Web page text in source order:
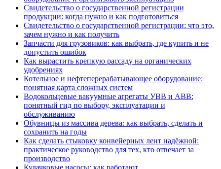
Свидетельство о государственной регистрации
продукции: когда нужно и как подготовиться
Свидетельство о государственной регистрации: что это,
зачем нужно и как получить
Запчасти для грузовиков: как выбрать, где купить и не
допустить ошибок
Как вырастить крепкую рассаду на органических
удобрениях
Котельное и нефтеперерабатывающее оборудование:
понятная карта сложных систем
Водокольцевые вакуумные агрегаты УВВ и АВВ:
понятный гид по выбору, эксплуатации и
обслуживанию
Обувницы из массива дерева: как выбрать, сделать и
сохранить на годы
Как сделать стыковку конвейерных лент надёжной:
практическое руководство для тех, кто отвечает за
производство